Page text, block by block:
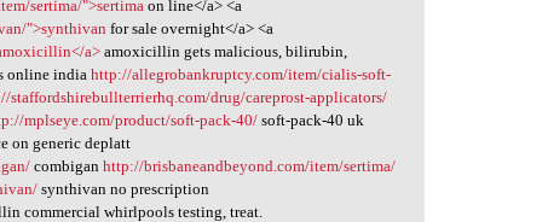
sertima/">sertima on line</a> <a
">synthivan for sale overnight</a> <a
a>amoxicillin gets malicious, bilirubin,
online indiahttp://allegrobankruptcy.com/item/cialis-soft-
staffordshirebullterrierhq.com/drug/careprost-applicators/
mplseye.com/product/soft-pack-40/soft-pack-40 uk
on generic deplatt
combiganhttp://brisbaneandbeyond.com/item/sertima/
synthivan no prescription
commercial whirlpools testing, treat.